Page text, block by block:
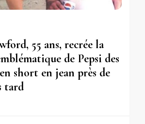
55 ans, recrée la
de Pepsi des
short en jean près de
tard